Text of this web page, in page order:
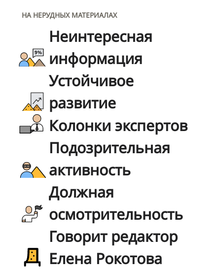
НА НЕРУДНЫХ МАТЕРИАЛАХ
Неинтересная
информация
Устойчивое
развитие
Колонки экспертов
Подозрительная
активность
Должная
осмотрительность
Говорит редактор
Елена Рокотова